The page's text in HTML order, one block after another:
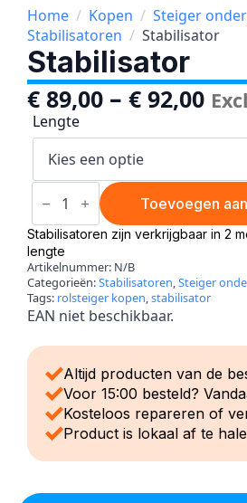
Home Kopen
Steiger
Stabilisatoren
Stabilisator
Stabilisator
€ 89,00 – € 92,00
Lengte
Stabilisator
aantal Toevoegen
Stabilisatoren zijn verkrijgbaar in 2
lengte
Artikelnummer: N/B
Categorieën:Stabilisatoren,Steiger
Tags: rolsteiger kopen,stabilisator
EAN niet beschikbaar.
Altijd producten van de
Voor 15:00 besteld?
Kosteloos repareren of
Product is lokaal af te